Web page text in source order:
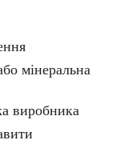
мінеральна
виробника